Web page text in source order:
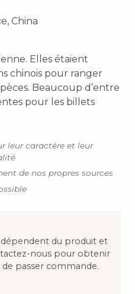
China
Elles étaient
chinois pour ranger
Beaucoup d’entre
pour les billets
leur caractère et leur
de nos propres sources
dépendent du produit et
nous pour obtenir
passer commande.